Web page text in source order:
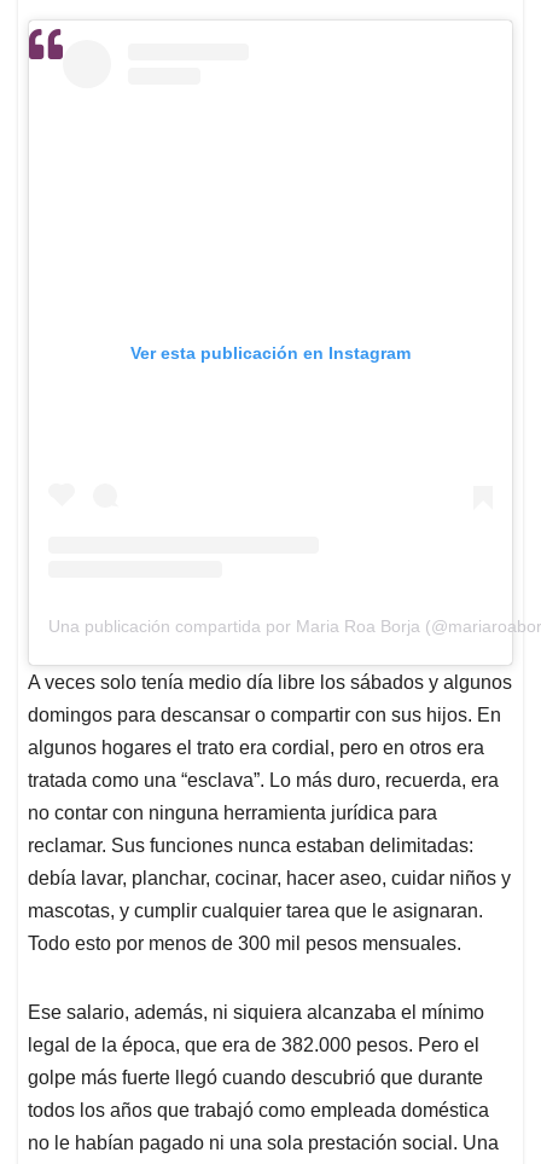
Ver esta publicación en Instagram
Una publicación compartida por Maria Roa Borja
A veces solo tenía medio día libre los sábados y algunos
domingos para descansar o compartir con sus hijos. En
algunos hogares el trato era cordial, pero en otros era
tratada como una “esclava”. Lo más duro, recuerda, era
no contar con ninguna herramienta jurídica para
reclamar. Sus funciones nunca estaban delimitadas:
debía lavar, planchar, cocinar, hacer aseo, cuidar niños y
mascotas, y cumplir cualquier tarea que le asignaran.
Todo esto por menos de 300 mil pesos mensuales.
Ese salario, además, ni siquiera alcanzaba el mínimo
legal de la época, que era de 382.000 pesos. Pero el
golpe más fuerte llegó cuando descubrió que durante
todos los años que trabajó como empleada doméstica
no le habían pagado ni una sola prestación social. Una